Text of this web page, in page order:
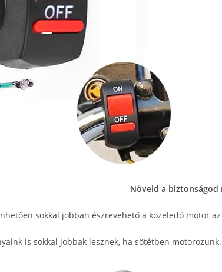
Növeld a
sokkal jobban észrevehető a közeledő motor
is sokkal jobbak lesznek, ha sötétben motorozunk.